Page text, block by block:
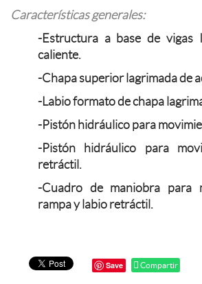
Características generales:
-Estructura a base de vigas
caliente.
-Chapa superior lagrimada de
-Labio formato de chapa
-Pistón hidráulico para
-Pistón hidráulico para
retráctil.
-Cuadro de maniobra para
rampa y labio retráctil.
Save Compartir